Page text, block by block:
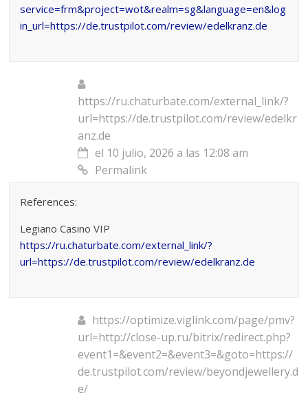
service=frm&project=wot&realm=sg&language=en&log
in_url=https://de.trustpilot.com/review/edelkranz.de
https://ru.chaturbate.com/external_link/?
url=https://de.trustpilot.com/review/edelkr
anz.de
el 10 julio, 2026 a las 12:08 am
Permalink
References:
Legiano Casino VIP
https://ru.chaturbate.com/external_link/?
url=https://de.trustpilot.com/review/edelkranz.de
https://optimize.viglink.com/page/pmv?
url=http://close-up.ru/bitrix/redirect.php?
event1=&event2=&event3=&goto=https://
de.trustpilot.com/review/beyondjewellery.d
e/